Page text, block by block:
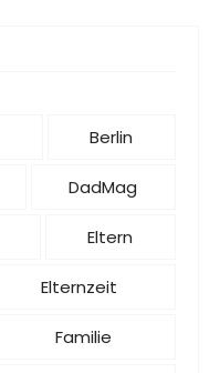
Berlin
DadMag
Eltern
Elternzeit
Familie